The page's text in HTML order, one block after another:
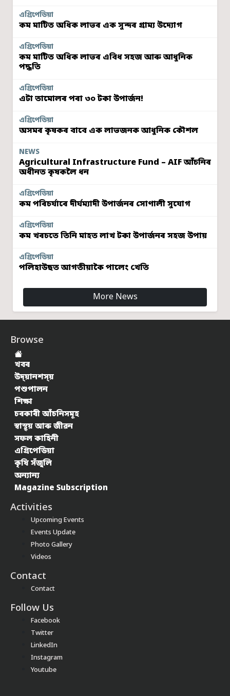
এগ্ৰিপেডিয়া
কম মাটিত অধিক লাভৰ এক সুন্দৰ গ্ৰাম্য উদ্যোগ
এগ্ৰিপেডিয়া
কম মাটিত অধিক লাভৰ এবিধ সহজ আৰু আধুনিক
পদ্ধতি
এগ্ৰিপেডিয়া
এটা তামোলৰ পৰা ৩০ টকা উপাৰ্জন!
এগ্ৰিপেডিয়া
অসমৰ কৃষকৰ বাবে এক লাভজনক আধুনিক কৌশল
NEWS
Agricultural Infrastructure Fund – AIF আঁচনিৰ
অধীনত কৃষকলৈ ধন
এগ্ৰিপেডিয়া
কম পৰিচৰ্যাৰে দীৰ্ঘম্যাদী উপাৰ্জনৰ সোণালী সুযোগ
এগ্ৰিপেডিয়া
কম খৰচতে তিনি মাহত লাখ টকা উপাৰ্জনৰ সহজ উপায়
এগ্ৰিপেডিয়া
পলিহাউছত আগতীয়াকৈ পালেং খেতি
More News
Browse
খবৰ
উদ্য়ানশস্য়
পশুপালন
শিক্ষা
চৰকাৰী আঁচনিসমূহ
স্বাস্থ্য় আৰু জীৱন
সফল কাহিনী
এগ্ৰিপেডিয়া
কৃষি সঁজুলি
অন্যান্য
Magazine Subscription
Activities
Upcoming Events
Events Update
Photo Gallery
Videos
Contact
Contact
Follow Us
Facebook
Twitter
LinkedIn
Instagram
Youtube